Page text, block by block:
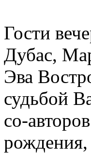
Гости
Дубас,
Эва
судьбой
со-
рождения,